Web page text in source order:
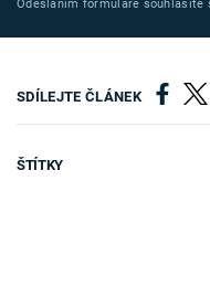
Odesláním formuláře souhlasíte
SDÍLEJTE ČLÁNEK
ŠTÍTKY